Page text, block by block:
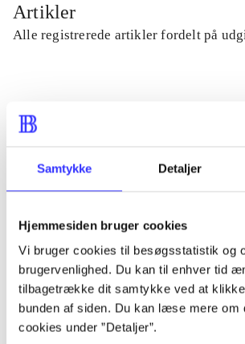
Samtykke Detaljer
Hjemmesiden bruger cookies
Vi bruger cookies til besøgsstatistik og
brugervenlighed. Du kan til enhver tid
tilbagetrække dit samtykke ved at klikke
bunden af siden. Du kan læse mere om
cookies under ”Detaljer”.
Artikler
Alle registrerede artikler fordelt på
...
...